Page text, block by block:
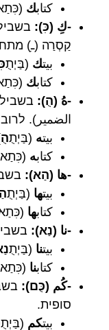
كتابك
-كِ (כִּ):
קַסְרַה (ـִ)
بيتك (בַּיְתֻ
كتابك
-هُ (הֻ):
الضمير).
بيته (בַּיְתֻהֻ
كتابه
-ها (הַא):
بيتها (בַּיְתֻ
كتابها
-نا (נַא):
بيتنا (בַּיְתֻ
كتابنا
-كُم (כֻּם):
סופית.
بيتكم (בַּיְתֻ